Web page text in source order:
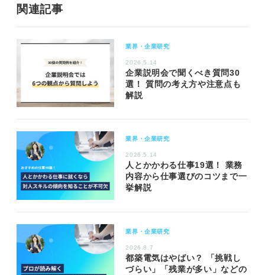
関連記事
業界・企業研究
2026.5.14
企業説明会で聞くべき質問30
選！ 質問の考え方や注意点も
解説
業界・企業研究
2026.5.14
人とかかわる仕事19選！ 業務
内容から仕事選びのコツまで一
挙解説
業界・企業研究
2026.8.7
都築電気はやばい？ 「挑戦し
づらい」「残業が多い」などの